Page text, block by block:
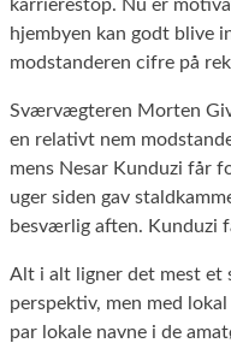
karrierestop. Nu er
hjembyen kan godt blive
modstanderen cifre på
Sværvægteren Morten
en relativt nem
mens Nesar Kunduzi får
uger siden gav
besværlig aften. Kunduzi
Alt i alt ligner det mest
perspektiv, men med
par lokale navne i de